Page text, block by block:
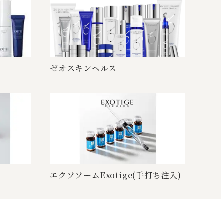
ゼオスキ ン ヘ ル ス
エクソソームExotige(手打 ち 注 入 )